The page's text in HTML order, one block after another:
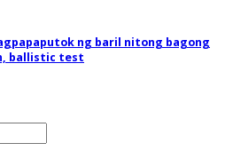
ng baril nitong bagong
ballistic test